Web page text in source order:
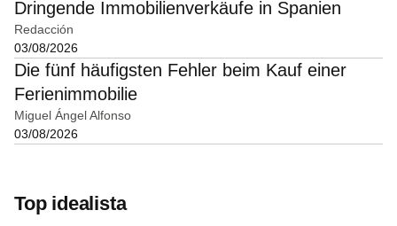
Dringende Immobilienverkäufe in Spanien
Redacción
03/08/2026
Die fünf häufigsten Fehler beim Kauf einer
Ferienimmobilie
Miguel Ángel Alfonso
03/08/2026
Top idealista